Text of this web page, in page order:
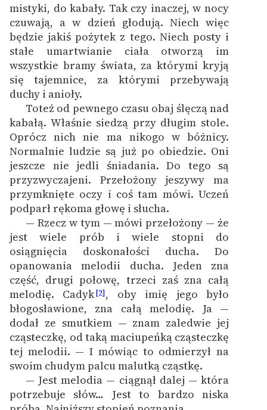
Zespół
Zasady wykorzystania
Wolnych Lektur
Logotypy
Materiały promocyjne
Polityka prywatności
Regulamin biblioteki
Dane fundacji i
sprawozdania finansowe
Regulamin darowizn
Informacja o treściach
wrażliwych
Deklaracja dostępności
mistyki, do kabały. Tak czy inaczej, w nocy
czuwają, a w dzień głodują. Niech więc
będzie jakiś pożytek z tego. Niech posty i
stałe umartwianie ciała otworzą im
wszystkie bramy świata, za którymi kryją
się tajemnice, za którymi przebywają
duchy i anioły.
Toteż od pewnego czasu obaj ślęczą nad
kabałą. Właśnie siedzą przy długim stole.
Oprócz nich nie ma nikogo w bóżnicy.
Normalnie ludzie są już po obiedzie. Oni
jeszcze nie jedli śniadania. Do tego są
przyzwyczajeni. Przełożony jeszywy ma
przymknięte oczy i coś tam mówi. Uczeń
podparł rękoma głowę i słucha.
— Rzecz w tym — mówi przełożony — że
jest wiele prób i wiele stopni do
osiągnięcia doskonałości ducha. Do
opanowania melodii ducha. Jeden zna
część, drugi połowę, trzeci zaś zna całą
melodię. Cadyk[2], oby imię jego było
błogosławione, zna całą melodię. Ja —
dodał ze smutkiem — znam zaledwie jej
cząsteczkę, od taką maciupeńką cząsteczkę
tej melodii. — I mówiąc to odmierzył na
swoim chudym palcu malutką cząstkę.
— Jest melodia — ciągnął dalej — która
potrzebuje słów… Jest to bardzo niska